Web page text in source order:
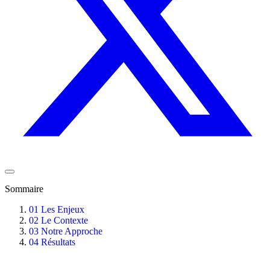
Sommaire
01 Les Enjeux
02 Le Contexte
03 Notre Approche
04 Résultats